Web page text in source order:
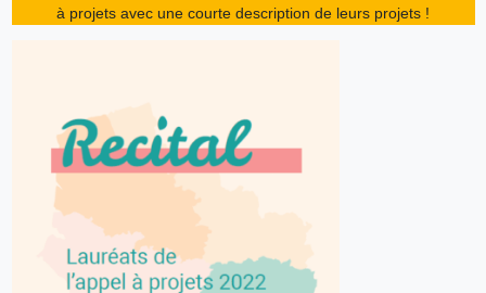
à projets avec une courte description de leurs projets !